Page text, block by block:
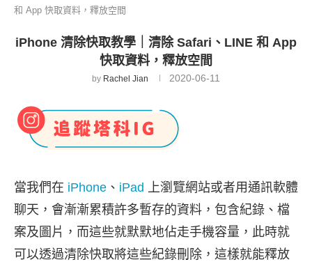
和 App 快取資料，釋放空間
iPhone 清除快取教學｜清除 Safari、LINE 和 App
快取資料，釋放空間
by Rachel Jian 2020-06-11
當我們在 iPhone 、 iPad 上瀏覽網站或者用通訊軟體
聊天，會漸漸累積許多暫存的資料，包含紀錄、檔
案及圖片，而這些就默默地佔走手機容量，此時就
可以透過清除快取將這些紀錄刪除，這樣就能釋放